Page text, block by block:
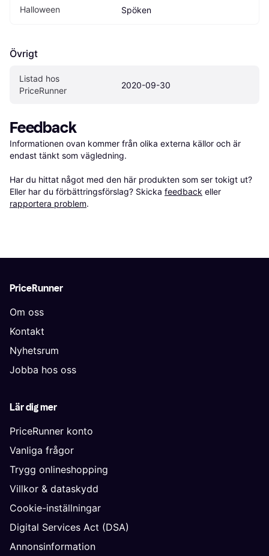
Halloween Spöken
Övrigt
Listad hos
PriceRunner
2020-09-30
Feedback
Informationen ovan kommer från olika externa källor och är
endast tänkt som vägledning.
Har du hittat något med den här produkten som ser tokigt ut?
Eller har du förbättringsförslag? Skicka feedback eller
rapportera problem.
PriceRunner
Om oss
Kontakt
Nyhetsrum
Jobba hos oss
Lär dig mer
PriceRunner konto
Vanliga frågor
Trygg onlineshopping
Villkor & dataskydd
Cookie-inställningar
Digital Services Act (DSA)
Annonsinformation